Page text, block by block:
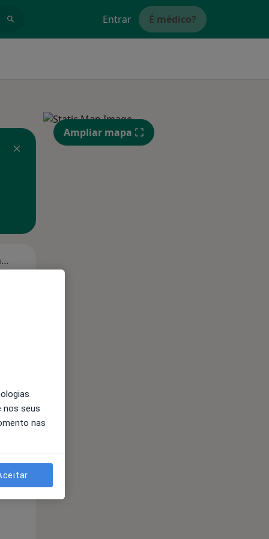
Entrar É médico?
Segunda-feira
11 Ago
Ampliar mapa
nos seus
nas